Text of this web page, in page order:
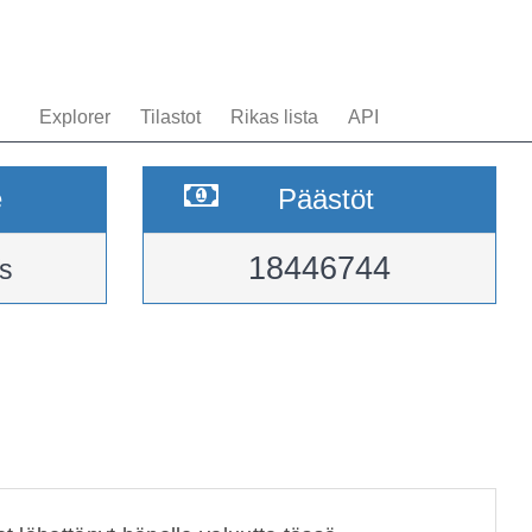
Explorer Tilastot Rikas lista API
Päästöt
18446744